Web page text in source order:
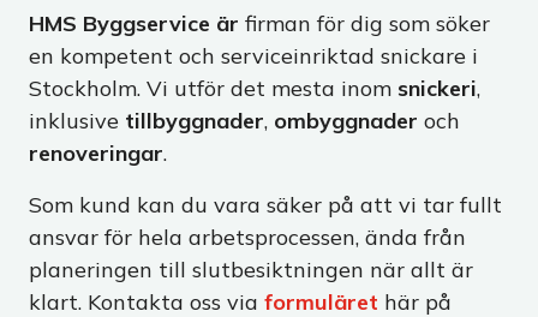
HMS Byggservice är firman för dig som söker
en kompetent och serviceinriktad snickare i
Stockholm. Vi utför det mesta inom snickeri,
inklusive tillbyggnader, ombyggnader och
renoveringar.
Som kund kan du vara säker på att vi tar fullt
ansvar för hela arbetsprocessen, ända från
planeringen till slutbesiktningen när allt är
klart. Kontakta oss via formuläret här på